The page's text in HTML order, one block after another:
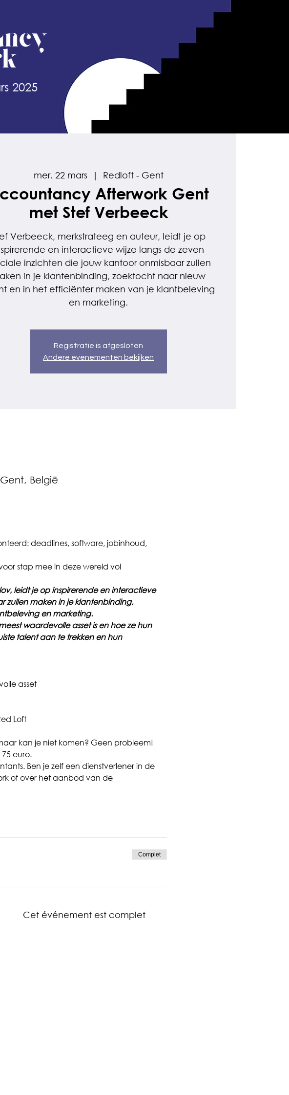
2025
mer. 22 mars
  |
Redloft - Gent
Afterwork Gent
met Stef Verbeeck
Verbeeck, merkstrateeg en auteur, leidt je op
en interactieve wijze langs de zeven
inzichten die jouw kantoor onmisbaar zullen
in je klantenbinding, zoektocht naar nieuw
en in het efficiënter maken van je klantbeleving
en marketing.
Registratie is afgesloten
Andere evenementen bekijken
België
deadlines, software, jobinhoud,
stap mee in deze wereld vol
leidt je op inspirerende en interactieve
zullen maken in je klantenbinding,
en marketing.
waardevolle asset is en hoe ze hun
talent aan te trekken en hun
asset
Loft
kan je niet komen? Geen probleem!
euro.
Ben je zelf een dienstverlener in de
of over het aanbod van de
Complet
Cet événement est complet